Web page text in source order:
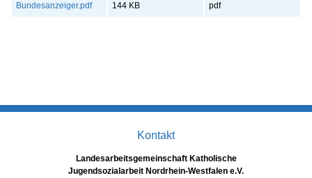
Bundesanzeiger.pdf 144 KB pdf
Kontakt
Landesarbeitsgemeinschaft Katholische
Jugendsozialarbeit Nordrhein-Westfalen e.V.